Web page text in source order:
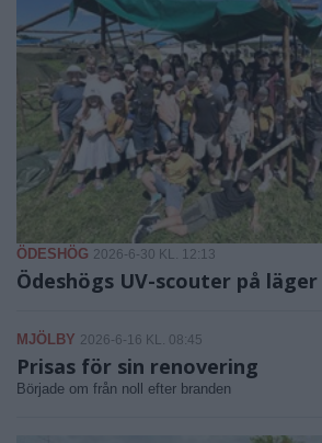
ÖDESHÖG 2026-6-30 KL. 12:13
Ödeshögs UV-scouter på
MJÖLBY 2026-6-16 KL. 08:45
Prisas för sin renovering
Började om från noll efter branden